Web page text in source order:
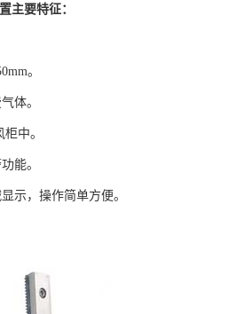
主要特征：
。
体。
中。
能。
示，操作简单方便。